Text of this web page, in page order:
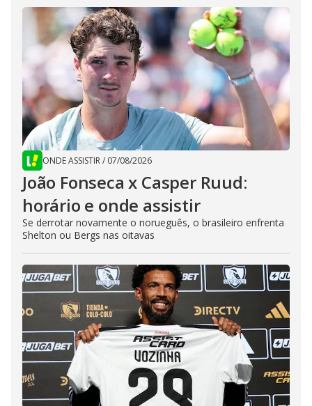
ONDE ASSISTIR/ 07/08/2026
João Fonseca x Casper Ruud:
horário e onde assistir
Se derrotar novamente o norueguês, o brasileiro enfrenta
Shelton ou Bergs nas oitavas